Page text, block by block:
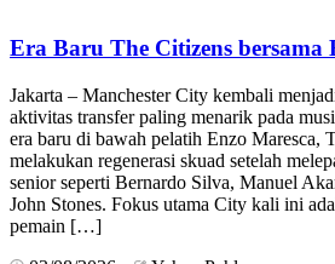
Era Baru The Citizens bersama
Jakarta – Manchester City kembali
aktivitas transfer paling menarik pada
era baru di bawah pelatih Enzo Maresca,
melakukan regenerasi skuad setelah
senior seperti Bernardo Silva, Manuel
John Stones. Fokus utama City kali ini
pemain […]